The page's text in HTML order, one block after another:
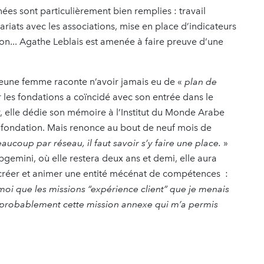
sont particulièrement bien remplies : travail
avec les associations, mise en place d’indicateurs
Agathe Leblais est amenée à faire preuve d’une
femme raconte n’avoir jamais eu de « plan de
fondations a coïncidé avec son entrée dans le
dédie son mémoire à l’Institut du Monde Arabe
Mais renonce au bout de neuf mois de
par réseau, il faut savoir s’y faire une place. »
où elle restera deux ans et demi, elle aura
et animer une entité mécénat de compétences :
que les missions “expérience client” que je menais
cette mission annexe qui m’a permis